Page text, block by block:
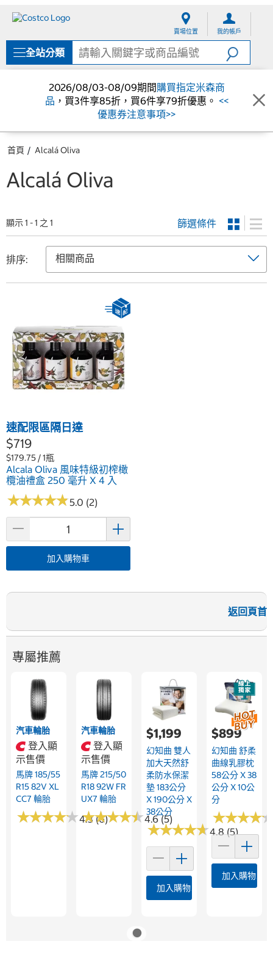
單
賣場位置 我的帳戶
全站分類
2026/08/03-08/09期間購買指定米森商
品 ，買3件享85折，買6件享79折優惠。 <<
優惠券注意事項>>
首頁 Alcalá Oliva
Alcalá Oliva
顯示 1 - 1 之 1 篩選條件
排序:
速配限區隔日達
$719
$179.75 / 1瓶
Alcala Oliva 風味特級初榨橄
欖油禮盒 250 毫升 X 4 入
★★★★★
★★★★★5.0 (2)
加入購物車
返回頁首
專屬推薦
汽車輪胎
登入顯
示售價
馬牌 185/55
R15 82V XL
CC7 輪胎
★★★★★
★★★★★4.3 (6)
汽車輪胎
登入顯
示售價
馬牌 215/50
R18 92W FR
UX7 輪胎
★★★★★
★★★★★4.6 (5)
$1,199
幻知曲 雙人
加大天然舒
柔防水保潔
墊 183公分
X 190公分 X
38公分
★★★★★
★★★★★4.8 (5)
加入購物車
$899
幻知曲 舒柔
曲線乳膠枕
58公分 X 38
公分 X 10公
分
★★★★
★★★★
加入購物車